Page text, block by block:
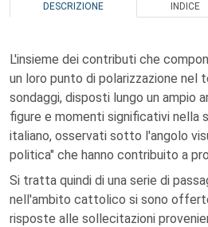
DESCRIZIONE INDICE
L'insieme dei contributi che
un loro punto di polarizzazione nel
sondaggi, disposti lungo un ampio
figure e momenti significativi nella
italiano, osservati sotto l'angolo
politica" che hanno contribuito a
Si tratta quindi di una serie di
nell'ambito cattolico si sono
risposte alle sollecitazioni